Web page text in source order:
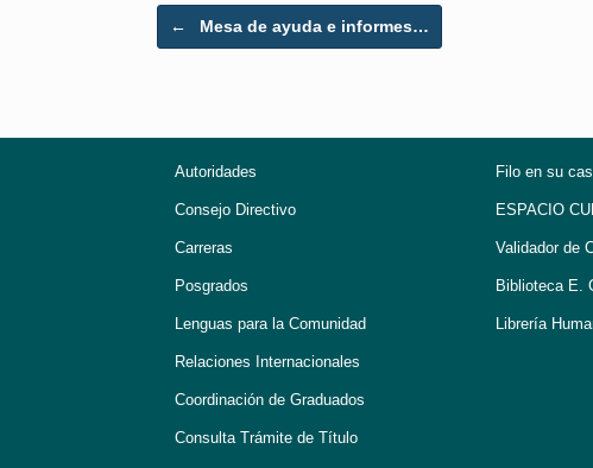
Post navigation
← Mesa de ayuda e informes…
Autoridades
Consejo Directivo
Carreras
Posgrados
Lenguas para la Comunidad
Relaciones Internacionales
Coordinación de Graduados
Consulta Trámite de Título
Filo en su
ESPACIO
Validador de
Biblioteca E.
Librería